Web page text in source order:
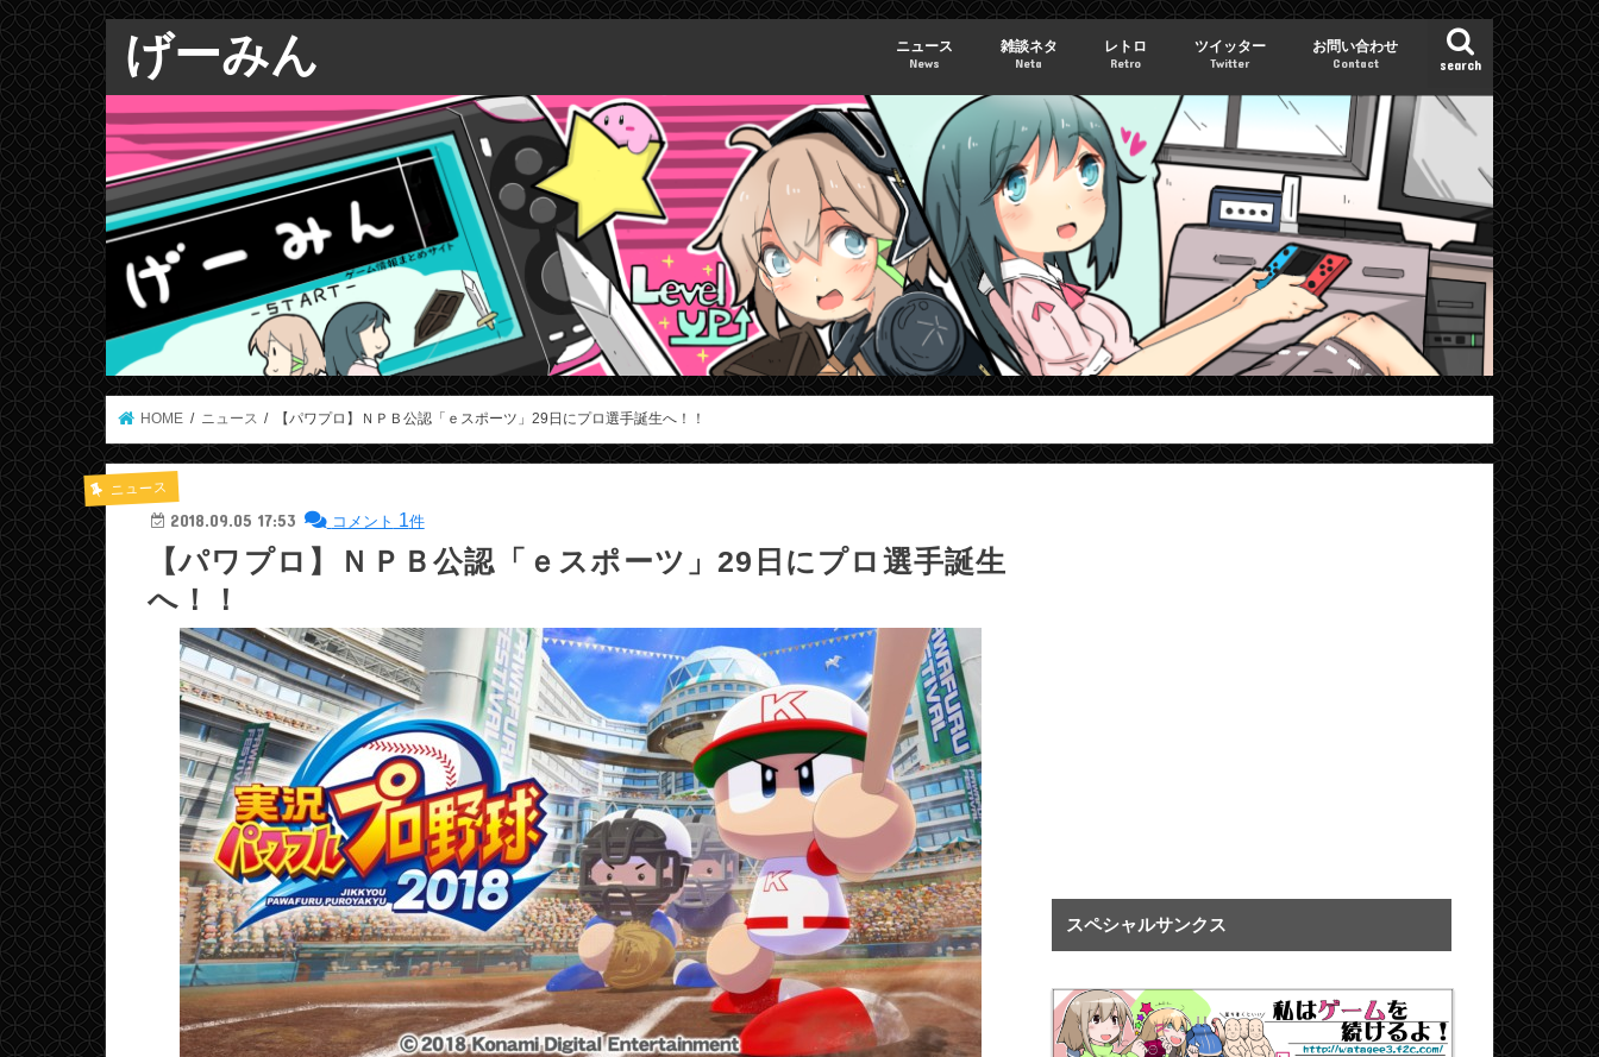
げーみん search
ニュース
News
雑談ネタ
Neta
レトロ
Retro
ツイッター
Twitter
お問い合わせ
Contact
HOME ニュース 【パワプロ】ＮＰＢ公認「ｅスポーツ」29日にプロ選手誕生へ！！
ニュース
2018.09.05 17:53 コメント 1件
【パワプロ】ＮＰＢ公認「ｅスポーツ」29日にプロ選手誕生
へ！！
スペシャルサンクス